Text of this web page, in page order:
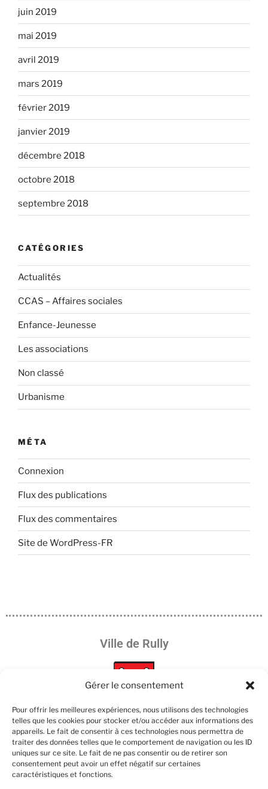
Gérer le consentement
Pour offrir les meilleures expériences, nous utilisons des technologies
telles que les cookies pour stocker et/ou accéder aux informations des
appareils. Le fait de consentir à ces technologies nous permettra de
traiter des données telles que le comportement de navigation ou les ID
uniques sur ce site. Le fait de ne pas consentir ou de retirer son
consentement peut avoir un effet négatif sur certaines
caractéristiques et fonctions.
juin 2019
mai 2019
avril 2019
mars 2019
février 2019
janvier 2019
décembre 2018
octobre 2018
septembre 2018
CATÉGORIES
Actualités
CCAS – Affaires sociales
Enfance-Jeunesse
Les associations
Non classé
Urbanisme
MÉTA
Connexion
Flux des publications
Flux des commentaires
Site de WordPress-FR
Ville de Rully
Les partenaires :